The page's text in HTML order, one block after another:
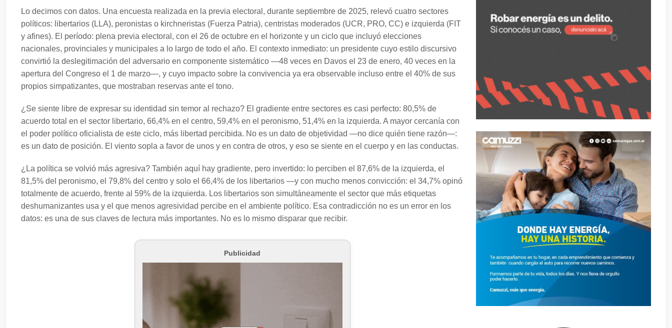
Lo decimos con datos. Una encuesta realizada en la previa electoral, durante septiembre de 2025, relevó cuatro sectores
políticos: libertarios (LLA), peronistas o kirchneristas (Fuerza Patria), centristas moderados (UCR, PRO, CC) e izquierda (FIT
y afines). El período: plena previa electoral, con el 26 de octubre en el horizonte y un ciclo que incluyó elecciones
nacionales, provinciales y municipales a lo largo de todo el año. El contexto inmediato: un presidente cuyo estilo discursivo
convirtió la deslegitimación del adversario en componente sistemático —48 veces en Davos el 23 de enero, 40 veces en la
apertura del Congreso el 1 de marzo—, y cuyo impacto sobre la convivencia ya era observable incluso entre el 40% de sus
propios simpatizantes, que mostraban reservas ante el tono.
¿Se siente libre de expresar su identidad sin temor al rechazo? El gradiente entre sectores es casi perfecto: 80,5% de
acuerdo total en el sector libertario, 66,4% en el centro, 59,4% en el peronismo, 51,4% en la izquierda. A mayor cercanía con
el poder político oficialista de este ciclo, más libertad percibida. No es un dato de objetividad —no dice quién tiene razón—:
es un dato de posición. El viento sopla a favor de unos y en contra de otros, y eso se siente en el cuerpo y en las conductas.
¿La política se volvió más agresiva? También aquí hay gradiente, pero invertido: lo perciben el 87,6% de la izquierda, el
81,5% del peronismo, el 79,8% del centro y solo el 66,4% de los libertarios —y con mucho menos convicción: el 34,7% opinó
totalmente de acuerdo, frente al 59% de la izquierda. Los libertarios son simultáneamente el sector que más etiquetas
deshumanizantes usa y el que menos agresividad percibe en el ambiente político. Esa contradicción no es un error en los
datos: es una de sus claves de lectura más importantes. No es lo mismo disparar que recibir.
Publicidad